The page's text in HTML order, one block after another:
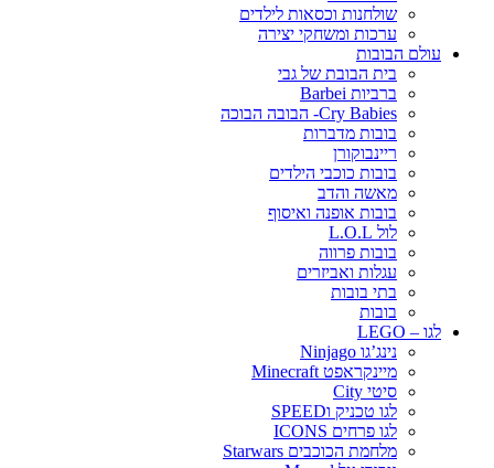
שולחנות וכסאות לילדים
ערכות ומשחקי יצירה
עולם הבובות
בית הבובת של גבי
ברביות Barbei
Cry Babies- הבובה הבוכה
בובות מדברות
ריינבוקורן
בובות כוכבי הילדים
מאשה והדב
בובות אופנה ואיסוף
לול L.O.L
בובות פרווה
עגלות ואביזרים
בתי בובות
בובות
לגו – LEGO
נינג’גו Ninjago
מיינקראפט Minecraft
סיטי City
לגו טכניק וSPEED
לגו פרחים ICONS
מלחמת הכוכבים Starwars